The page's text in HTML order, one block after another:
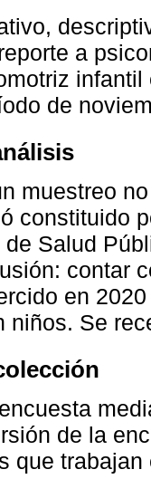
a
de
muestreo
constituido
Salud
contar
en
niños. Se
de la
que